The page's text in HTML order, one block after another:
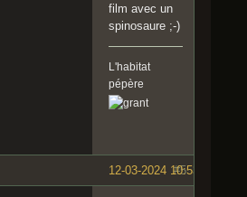
film avec un
spinosaure ;-)
L'habitat
pépère
#5
12-03-2024 10:53:51